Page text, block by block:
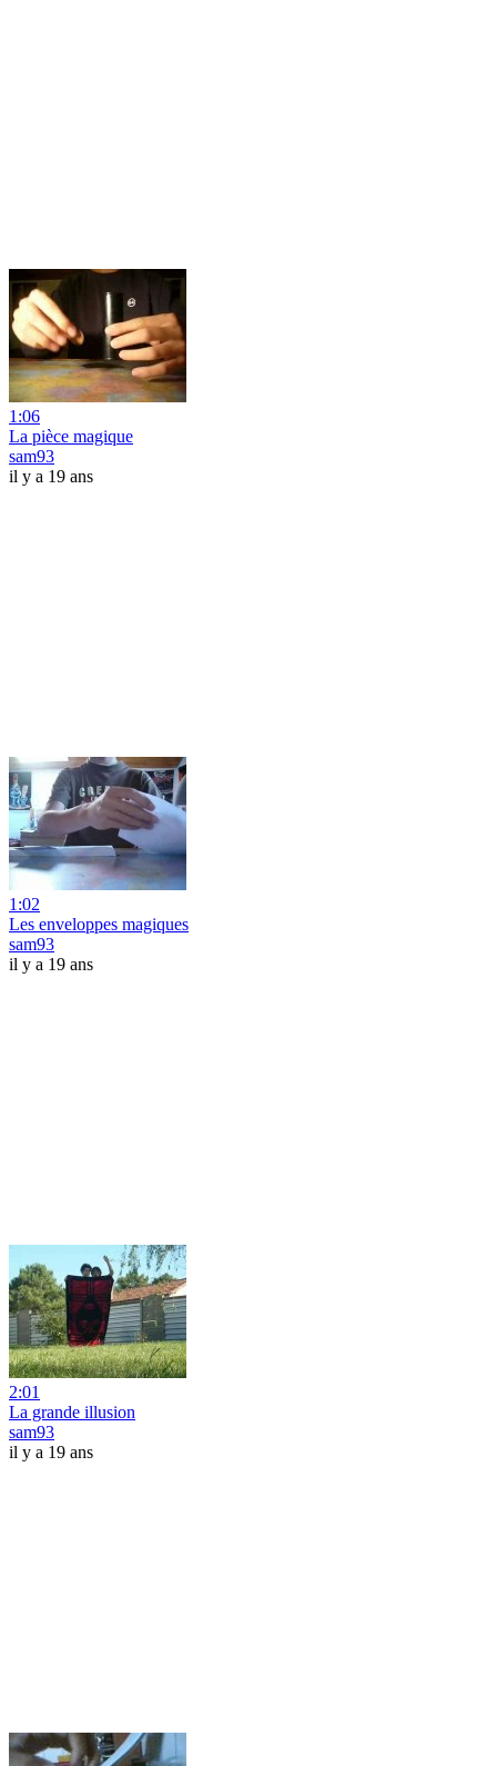
1:06
La pièce magique
sam93
il y a 19 ans
1:02
Les enveloppes magiques
sam93
il y a 19 ans
2:01
La grande illusion
sam93
il y a 19 ans